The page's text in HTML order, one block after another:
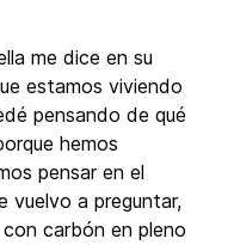
me dice en su
estamos viviendo
pensando de qué
hemos
pensar en el
vuelvo a preguntar,
carbón en pleno